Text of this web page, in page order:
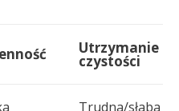
Utrzymanie
czystości
Trudna/słaba